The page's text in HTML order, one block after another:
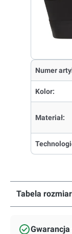
Numer
Kolor:
Materiał:
Tabela